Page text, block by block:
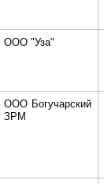
ООО "Уза"
ООО Богучарский
ЗРМ